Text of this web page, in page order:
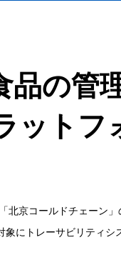
品の管
ットフ
北京コールドチェーン
にトレーサビリティシ